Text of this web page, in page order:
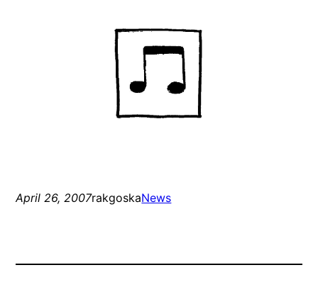
April 26, 2007rakgoskaNews